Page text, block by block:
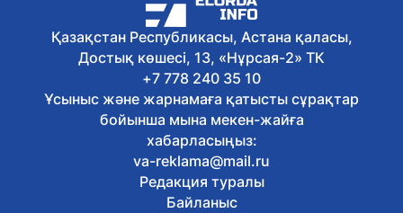
Қазақстан Республикасы, Астана қаласы,
Достық көшесі, 13, «Нұрсая-2» ТК
+7 778 240 35 10
Ұсыныс және жарнамаға қатысты сұрақтар
бойынша мына мекен-жайға
хабарласыңыз:
va-reklama@mail.ru
Редакция туралы
Байланыс